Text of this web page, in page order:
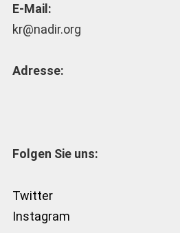
E-Mail:
kr@nadir.org
Adresse:
Folgen Sie uns:
Twitter
Instagram